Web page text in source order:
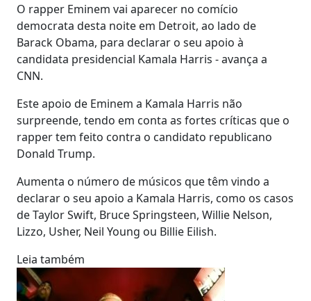
O rapper Eminem vai aparecer no comício
democrata desta noite em Detroit, ao lado de
Barack Obama, para declarar o seu apoio à
candidata presidencial Kamala Harris - avança a
CNN.
Este apoio de Eminem a Kamala Harris não
surpreende, tendo em conta as fortes críticas que o
rapper tem feito contra o candidato republicano
Donald Trump.
Aumenta o número de músicos que têm vindo a
declarar o seu apoio a Kamala Harris, como os casos
de Taylor Swift, Bruce Springsteen, Willie Nelson,
Lizzo, Usher, Neil Young ou Billie Eilish.
Leia também